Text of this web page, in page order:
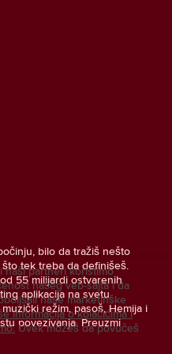
bilo da tražiš nešto
tek treba da definišeš.
55 milijardi ostvarenih
aplikacija na svetu.
režim, pasoš, Hemija i
povezivanja. Preuzmi
naši partneri koristimo
našeg veb-sajta i da
naše marketinške
informacija o kolačićima i
Uvek možeš da povučeš